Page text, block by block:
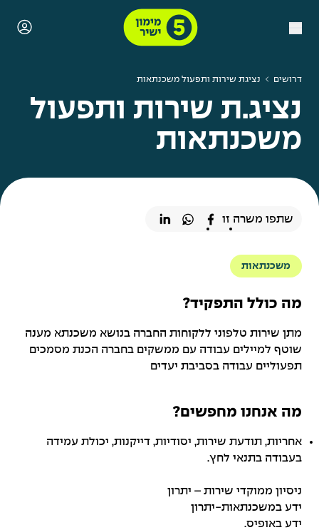
דרושים נציגת שירות ותפעול משכנתאות
נציג.ת שירות ותפעול
משכנתאות
שתפו משרה זו
משכנתאות
מה כולל התפקיד?
מתן שירות טלפוני ללקוחות החברה בנושא משכנתא מענה
שוטף למיילים עבודה עם ממשקים בחברה הכנת מסמכים
תפעוליים עבודה בסביבת יעדים
מה אנחנו מחפשים?
אחריות, תודעת שירות, יסודיות, דייקנות, יכולת עמידה
בעבודה בתנאי לחץ.
ניסיון ממוקדי שירות – יתרון
ידע במשכנתאות-יתרון
ידע באופיס.